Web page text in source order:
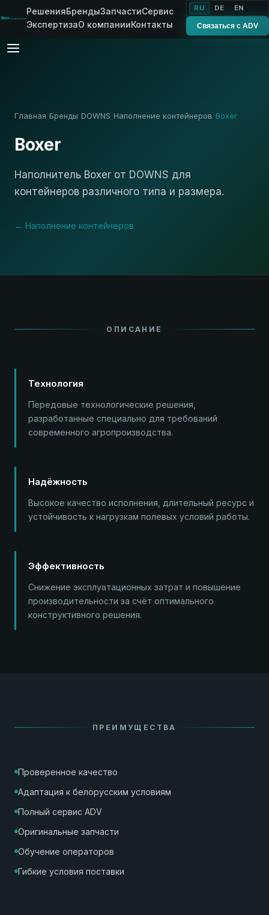
РешенияБрендыЗапчастиСервис
ЭкспертизаО компанииКонтакты
RU DE EN
Связаться с ADV
Главная› Бренды DOWNS Наполнение контейнеров Boxer
Boxer
Наполнитель Boxer от DOWNS для
контейнеров различного типа и размера.
← Наполнение контейнеров
ОПИСАНИЕ
Технология
Передовые технологические решения,
разработанные специально для требований
современного агропроизводства.
Надёжность
Высокое качество исполнения, длительный ресурс и
устойчивость к нагрузкам полевых условий работы.
Эффективность
Снижение эксплуатационных затрат и повышение
производительности за счёт оптимального
конструктивного решения.
ПРЕИМУЩЕСТВА
Проверенное качество
Адаптация к белорусским условиям
Полный сервис ADV
Оригинальные запчасти
Обучение операторов
Гибкие условия поставки